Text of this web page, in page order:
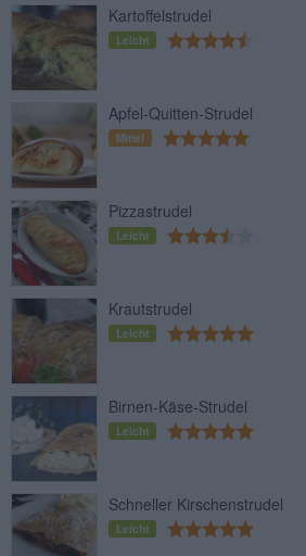
Kartoffelstrudel
Leicht
Apfel-Quitten-Strudel
Mittel
Pizzastrudel
Leicht
Krautstrudel
Leicht
Birnen-Käse-Strudel
Leicht
Schneller Kirschenstrudel
Leicht